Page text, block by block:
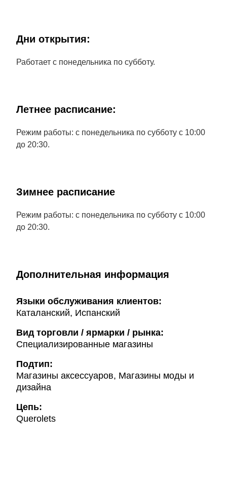
Дни открытия:
Работает с понедельника по субботу.
Летнее расписание:
Режим работы: с понедельника по субботу с 10:00
до 20:30.
Зимнее расписание
Режим работы: с понедельника по субботу с 10:00
до 20:30.
Дополнительная информация
Языки обслуживания клиентов:
Каталанский, Испанский
Вид торговли / ярмарки / рынка:
Специализированные магазины
Подтип:
Магазины аксессуаров, Магазины моды и
дизайна
Цепь:
Querolets